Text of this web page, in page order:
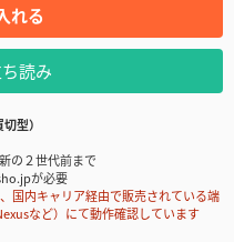
れる
読み
型）
の２世代前まで
が必要
内キャリア経由で販売されている端
など）にて動作確認しています